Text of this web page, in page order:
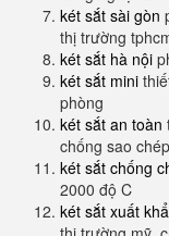
két sắt sài gòn
thị trường
két sắt hà nội
két sắt mini
phòng
két sắt an toàn
chống sao chép
két sắt chống
2000 độ C
két sắt xuất